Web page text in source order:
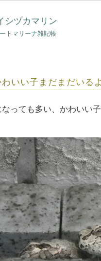
ヅカマリン
トマリーナ雑記帳
わいい子まだまだいる
なっても多い、かわいい